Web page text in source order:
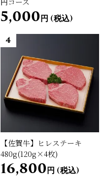
5,000円 (税込)
4
【佐賀牛】ヒレステーキ
480g(120g×4枚)
16,800円 (税込)